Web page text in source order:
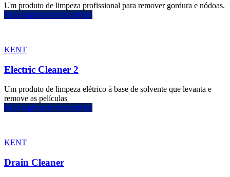
Um produto de limpeza profissional para remover gordura e nódoas.
Faça login para ver o preço
KENT
Electric Cleaner 2
Um produto de limpeza elétrico à base de solvente que levanta e
remove as películas
Faça login para ver o preço
KENT
Drain Cleaner